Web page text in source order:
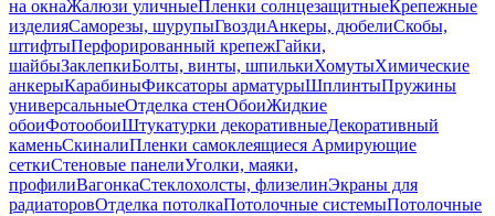
на окнаЖалюзи уличныеПленки солнцезащитныеКрепежные
изделияСаморезы, шурупыГвоздиАнкеры, дюбелиСкобы,
штифтыПерфорированный крепежГайки,
шайбыЗаклепкиБолты, винты, шпилькиХомутыХимические
анкерыКарабиныФиксаторы арматурыШплинтыПружины
универсальныеОтделка стенОбоиЖидкие
обоиФотообоиШтукатурки декоративныеДекоративный
каменьСкиналиПленки самоклеящиеся Армирующие
сеткиСтеновые панелиУголки, маяки,
профилиВагонкаСтеклохолсты, флизелинЭкраны для
радиаторовОтделка потолкаПотолочные системыПотолочные